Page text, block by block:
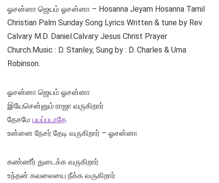
ஓசன்னா ஜெயம் ஓசன்னா – Hosanna Jeyam Hosanna Tamil
Christian Palm Sunday Song Lyrics Written & tune by Rev.
Calvary M.D. Daniel.Calvary Jesus Christ Prayer
Church.Music : D. Stanley, Sung by : D. Charles & Uma
Robinson.
ஓசன்னா ஜெயம் ஓசன்னா
இயேசென்னும் ராஜா வருகிறார்
தேசமே பயப்படாதே
உன்னை நேசர் தேடி வருகிறார் – ஓசன்னா
கண்ணீர் துடைக்க வருகிறார்
உந்தன் கவலையை நீக்க வருகிறார்